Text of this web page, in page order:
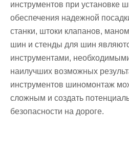
инструментов при установке
обеспечения надежной
станки, штоки клапанов,
шин и стенды для шин
инструментами,
наилучших возможных
инструментов шиномонтаж
сложным и создать
безопасности на дороге.